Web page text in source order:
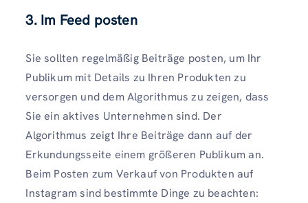
3. Im Feed posten
Sie sollten regelmäßig Beiträge posten, um Ihr
Publikum mit Details zu Ihren Produkten zu
versorgen und dem Algorithmus zu zeigen, dass
Sie ein aktives Unternehmen sind. Der
Algorithmus zeigt Ihre Beiträge dann auf der
Erkundungsseite einem größeren Publikum an.
Beim Posten zum Verkauf von Produkten auf
Instagram sind bestimmte Dinge zu beachten: